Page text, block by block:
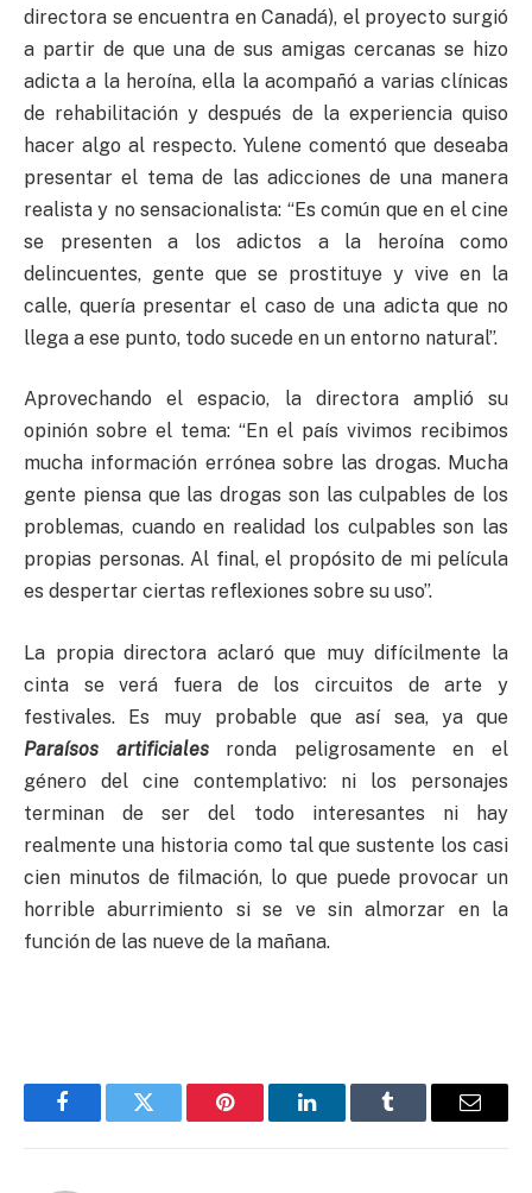
directora se encuentra en Canadá), el proyecto surgió
a partir de que una de sus amigas cercanas se hizo
adicta a la heroína, ella la acompañó a varias clínicas
de rehabilitación y después de la experiencia quiso
hacer algo al respecto. Yulene comentó que deseaba
presentar el tema de las adicciones de una manera
realista y no sensacionalista: “Es común que en el cine
se presenten a los adictos a la heroína como
delincuentes, gente que se prostituye y vive en la
calle, quería presentar el caso de una adicta que no
llega a ese punto, todo sucede en un entorno natural”.
Aprovechando el espacio, la directora amplió su
opinión sobre el tema: “En el país vivimos recibimos
mucha información errónea sobre las drogas. Mucha
gente piensa que las drogas son las culpables de los
problemas, cuando en realidad los culpables son las
propias personas. Al final, el propósito de mi película
es despertar ciertas reflexiones sobre su uso”.
La propia directora aclaró que muy difícilmente la
cinta se verá fuera de los circuitos de arte y
festivales. Es muy probable que así sea, ya que
Paraísos artificialesronda peligrosamente en el
género del cine contemplativo: ni los personajes
terminan de ser del todo interesantes ni hay
realmente una historia como tal que sustente los casi
cien minutos de filmación, lo que puede provocar un
horrible aburrimiento si se ve sin almorzar en la
función de las nueve de la mañana.
FacebookTwitter Pinterest LinkedInTumblr Email